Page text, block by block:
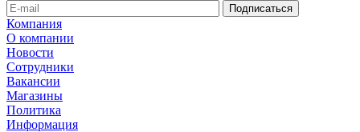
Компания
О компании
Новости
Сотрудники
Вакансии
Магазины
Политика
Информация